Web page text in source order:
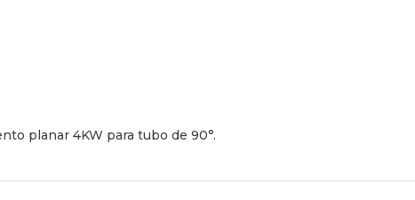
planar 4KW para tubo de 90°.